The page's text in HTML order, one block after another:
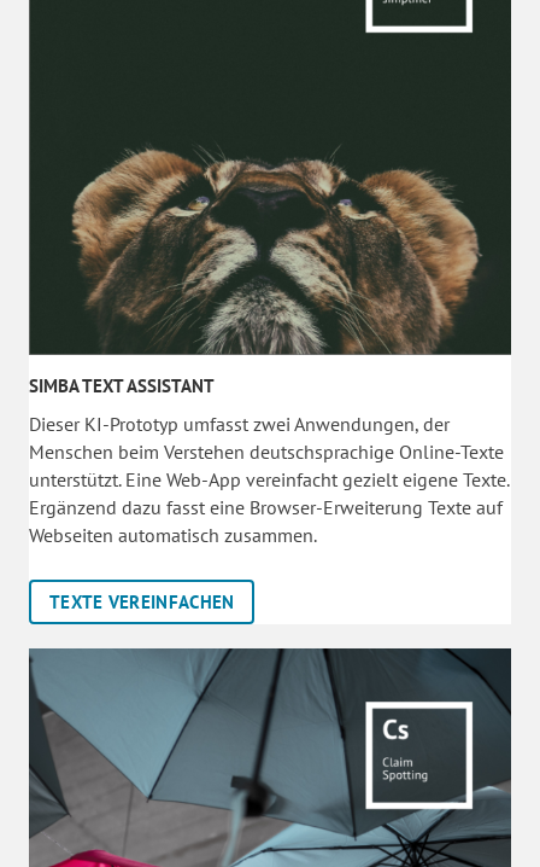
SIMBA TEXT ASSISTANT
Dieser KI-Prototyp umfasst zwei Anwendungen, der
Menschen beim Verstehen deutschsprachige Online-Texte
unterstützt. Eine Web-App vereinfacht gezielt eigene Texte.
Ergänzend dazu fasst eine Browser-Erweiterung Texte auf
Webseiten automatisch zusammen.
TEXTE VEREINFACHEN